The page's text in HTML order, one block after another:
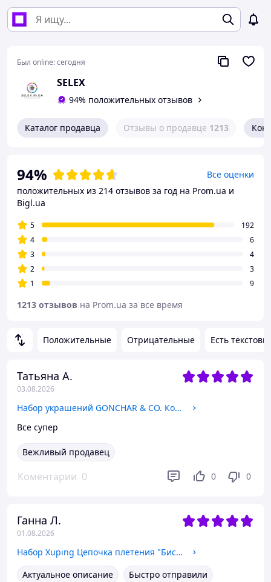
Был online:сегодня
SELEX
94% положительных отзывов
Каталог продавца Отзывы о продавце 1213
Положительные Отрицательные Есть
Татьяна А.
03.08.2026
Набор украшений GONCHAR & CO. Колье+Браслет (18к цвет золота 585п) 77-5007
Все супер
Вежливый продавец
Коментарии 0 0 0
Ганна Л.
01.08.2026
Набор Xuping Цепочка плетения "Бисмарк" 45, 50, 60 см (4 мм) + Крестик с камешками 3 см (18 к цвет золота 585п) 82-062
Актуальное описание
Быстро отправили
94%
Все оценки
положительных из 214 отзывов за год на Prom.ua и
Bigl.ua
5
192
4
6
3
4
2
3
1
9
1213 отзывов на Prom.ua за все время